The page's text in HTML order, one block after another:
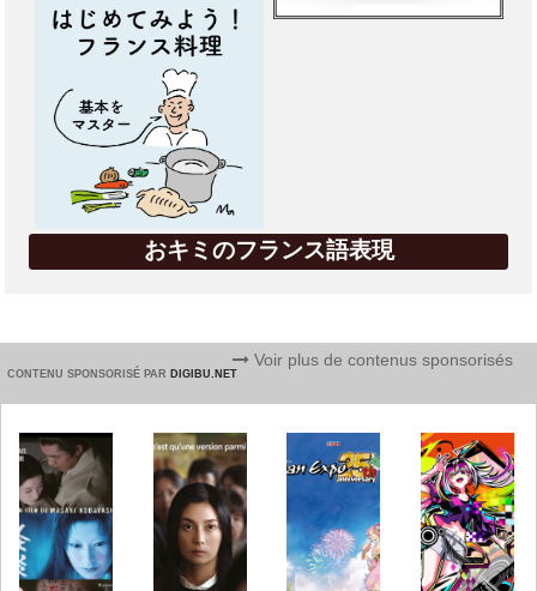
おキミのフランス語表現
CONTENU SPONSORISÉ PAR DIGIBU.NET
Voir plus de contenus sponsorisés